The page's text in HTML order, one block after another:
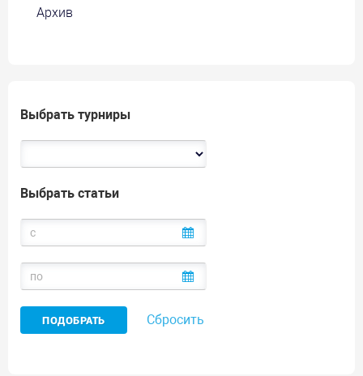
Архив
Выбрать турниры
Выбрать статьи
Сбросить